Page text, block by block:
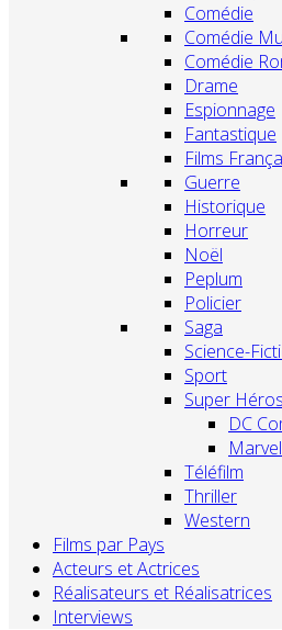
Comédie
Comédie
Comédie
Drame
Espionnage
Fantastique
Films
Guerre
Historique
Horreur
Noël
Peplum
Policier
Saga
Science-
Sport
Super Héros
DC
Marvel
Téléfilm
Thriller
Western
Films par Pays
Acteurs et Actrices
Réalisateurs et Réalisatrices
Interviews